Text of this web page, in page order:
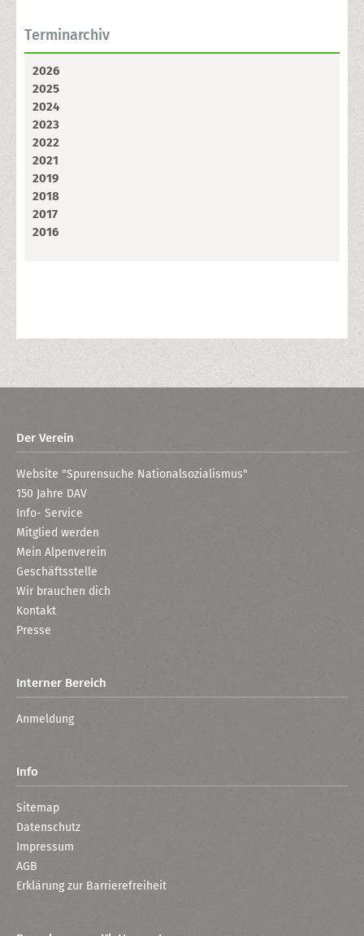
Terminarchiv
2026
2025
2024
2023
2022
2021
2019
2018
2017
2016
Der Verein
Website "Spurensuche Nationalsozialismus"
150 Jahre DAV
Info- Service
Mitglied werden
Mein Alpenverein
Geschäftsstelle
Wir brauchen dich
Kontakt
Presse
Interner Bereich
Anmeldung
Info
Sitemap
Datenschutz
Impressum
AGB
Erklärung zur Barrierefreiheit